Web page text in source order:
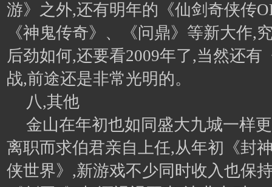
游》之外,还有明年的《仙剑奇侠传
《神鬼传奇》、《问鼎》等新大作,
后劲如何,还要看2009年了,当然还有
战,前途还是非常光明的。
八,其他
金山在年初也如同盛大九城一样
离职而求伯君亲自上任,从年初《封
侠世界》,新游戏不少同时收入也保